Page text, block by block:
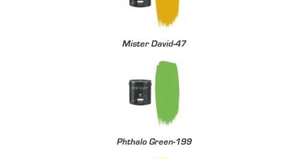
Mister David-47
Phthalo Green-199